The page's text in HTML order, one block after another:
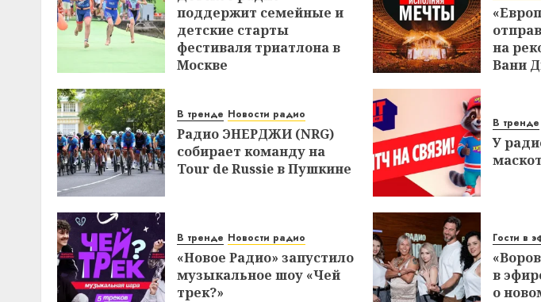
поддержит семейные и
детские старты
фестиваля триатлона в
Москве
на
Вани
В тренде Новости радио
Радио ЭНЕРДЖИ (NRG)
собирает команду на
Tour de Russie в Пушкине
В тренде
У
В тренде Новости радио
«Новое Радио» запустило
музыкальное шоу «Чей
трек?»
Гости в
в
о